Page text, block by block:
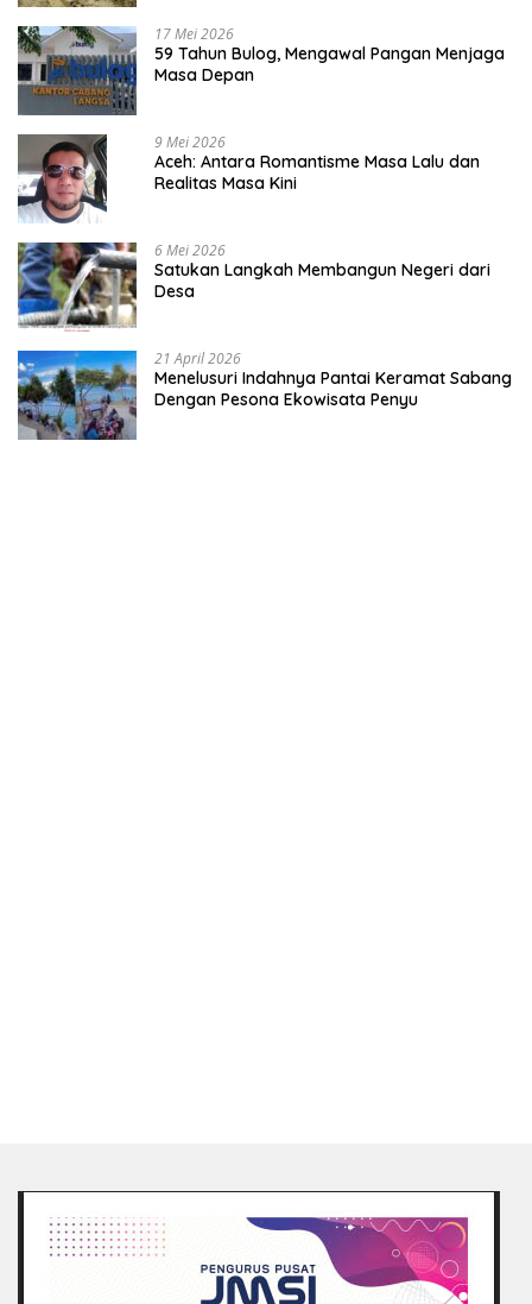
17 Mei 2026
59 Tahun Bulog, Mengawal Pangan Menjaga
Masa Depan
9 Mei 2026
Aceh: Antara Romantisme Masa Lalu dan
Realitas Masa Kini
6 Mei 2026
Satukan Langkah Membangun Negeri dari
Desa
21 April 2026
Menelusuri Indahnya Pantai Keramat Sabang
Dengan Pesona Ekowisata Penyu